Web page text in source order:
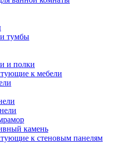
тумбы
и полки
к мебели
камень
к стеновым панелям